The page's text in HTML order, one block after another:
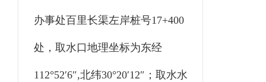
办事处百里长渠左岸桩号17+400
处 ， 取水口地理坐标为东经
112°52′6″,北纬30°20′12″ ； 取水水